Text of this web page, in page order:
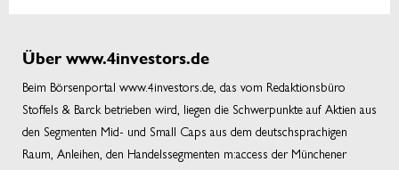
Über www.4investors.de
Beim Börsenportal www.4investors.de, das vom Redaktionsbüro
Stoffels & Barck betrieben wird, liegen die Schwerpunkte auf Aktien aus
den Segmenten Mid- und Small Caps aus dem deutschsprachigen
Raum, Anleihen, den Handelssegmenten m:access der Münchener